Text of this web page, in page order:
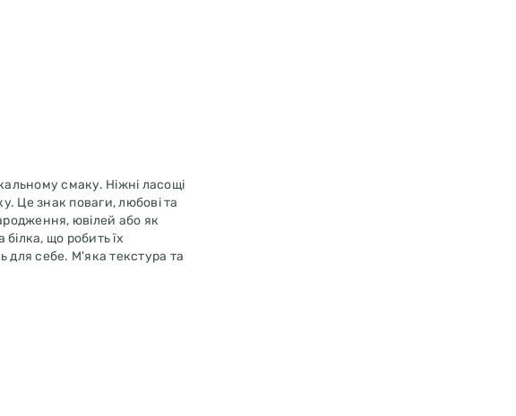
смаку. Ніжні ласощі
Це знак поваги, любові та
ювілей або як
що робить їх
для себе. М'яка текстура та
зв'язуючих речовин та